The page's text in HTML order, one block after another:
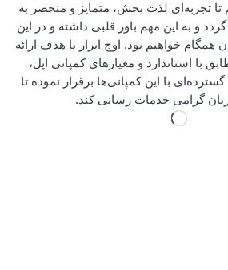
تجربه‌ای لذت بخش، متمایز و منحصر به
و به این مهم باور قلبی داشته و در این
همگام خواهیم بود. اوج ابرار با هدف ارائه
استاندارد و معیارهای کمپانی اپل،
با این کمپانی‌ها برقرار نموده تا
گرامی خدمات رسانی کند.